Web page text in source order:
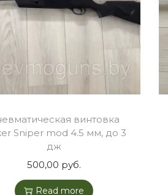
винтовка
Sniper mod 4.5 мм, до 3
дж
500,00 руб.
Read more